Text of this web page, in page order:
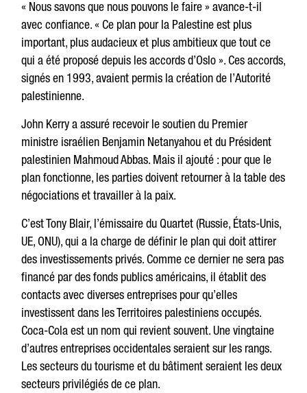
« Nous savons que nous pouvons le faire » avance-t-il
avec confiance. « Ce plan pour la Palestine est plus
important, plus audacieux et plus ambitieux que tout ce
qui a été proposé depuis les accords d’Oslo ». Ces accords,
signés en 1993, avaient permis la création de l’Autorité
palestinienne.
John Kerry a assuré recevoir le soutien du Premier
ministre israélien Benjamin Netanyahou et du Président
palestinien Mahmoud Abbas. Mais il ajouté : pour que le
plan fonctionne, les parties doivent retourner à la table des
négociations et travailler à la paix.
C’est Tony Blair, l’émissaire du Quartet (Russie, États-Unis,
UE, ONU), qui a la charge de définir le plan qui doit attirer
des investissements privés. Comme ce dernier ne sera pas
financé par des fonds publics américains, il établit des
contacts avec diverses entreprises pour qu’elles
investissent dans les Territoires palestiniens occupés.
Coca-Cola est un nom qui revient souvent. Une vingtaine
d’autres entreprises occidentales seraient sur les rangs.
Les secteurs du tourisme et du bâtiment seraient les deux
secteurs privilégiés de ce plan.